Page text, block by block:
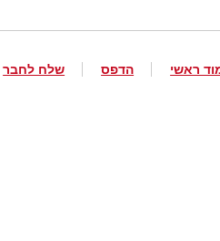
ראשי הדפס שלח לחבר